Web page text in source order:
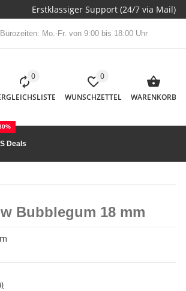
Erstklassiger Support (24/7 via Mail)
Bürozeiten: Mo.-Fr. von 9:00 bis 18:00 Uhr
0 0
WUNSCHZETTEL WARENKORB
Deals
Bubblegum 18 mm